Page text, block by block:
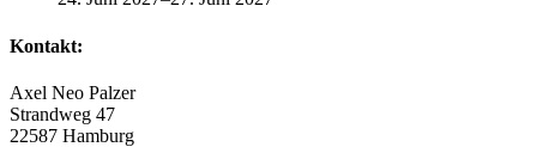
Kontakt:
Axel Neo Palzer
Strandweg 47
22587 Hamburg